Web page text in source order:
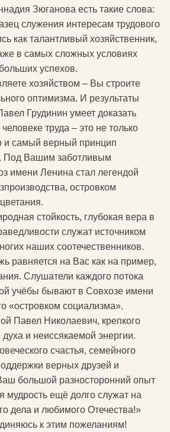
Зюганова есть такие слова:
служения интересам трудового
как талантливый хозяйственник,
в самых сложных условиях
успехов.
хозяйством – Вы строите
оптимизма. И результаты
Грудинин умеет доказать
труда – это не только
и самый верный принцип
Под Вашим заботливым
имени Ленина стал легендой
островком
стойкость, глубокая вера в
служат источником
наших соотечественников.
равняется на Вас как на пример,
Слушатели каждого потока
учёбы бывают в Совхозе имени
«островком социализма».
Павел Николаевич, крепкого
и неиссякаемой энергии.
счастья, семейного
верных друзей и
большой разносторонний опыт
мудрость ещё долго служат на
дела и любимого Отечества!»
к этим пожеланиям!